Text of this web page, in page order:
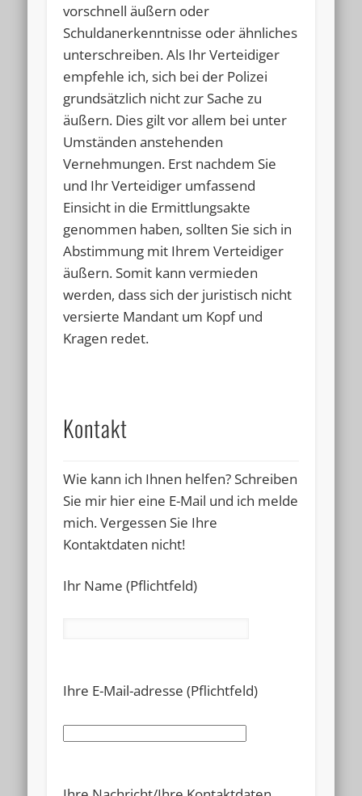
vorschnell äußern oder
Schuldanerkenntnisse oder ähnliches
unterschreiben. Als Ihr Verteidiger
empfehle ich, sich bei der Polizei
grundsätzlich nicht zur Sache zu
äußern. Dies gilt vor allem bei unter
Umständen anstehenden
Vernehmungen. Erst nachdem Sie
und Ihr Verteidiger umfassend
Einsicht in die Ermittlungsakte
genommen haben, sollten Sie sich in
Abstimmung mit Ihrem Verteidiger
äußern. Somit kann vermieden
werden, dass sich der juristisch nicht
versierte Mandant um Kopf und
Kragen redet.
Kontakt
Wie kann ich Ihnen helfen? Schreiben
Sie mir hier eine E-Mail und ich melde
mich.Vergessen Sie Ihre
Kontaktdaten nicht!
Ihr Name (Pflichtfeld)
leave
Ihre E-Mail-adresse (Pflichtfeld)